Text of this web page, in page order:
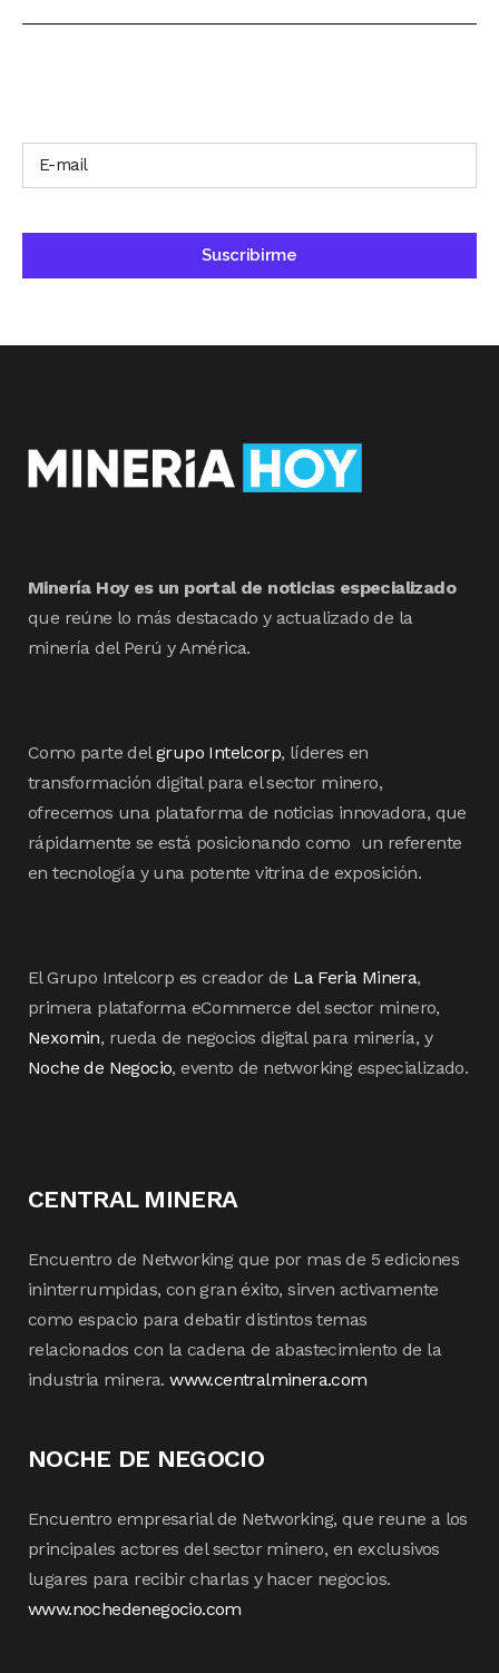
Minería Hoy es un portal de noticias especializado
que reúne lo más destacado y actualizado de la
minería del Perú y América.
Como parte delgrupo Intelcorp, líderes en
transformación digital para el sector minero,
ofrecemos una plataforma de noticias innovadora, que
rápidamente se está posicionando como un referente
en tecnología y una potente vitrina de exposición.
El Grupo Intelcorp es creador de La Feria Minera,
primera plataforma eCommerce del sector minero,
Nexomin, rueda de negocios digital para minería, y
Noche de Negocio, evento de networking especializado.
CENTRAL MINERA
Encuentro de Networking que por mas de 5 ediciones
ininterrumpidas, con gran éxito, sirven activamente
como espacio para debatir distintos temas
relacionados con la cadena de abastecimiento de la
industria minera.www.centralminera.com
NOCHE DE NEGOCIO
Encuentro empresarial de Networking, que reune a los
principales actores del sector minero, en exclusivos
lugares para recibir charlas y hacer negocios.
www.nochedenegocio.com